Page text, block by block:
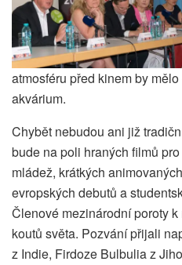
atmosféru před kinem by
akvárium.
Chybět nebudou ani již
bude na poli hraných filmů
mládež, krátkých
evropských debutů a
Členové mezinárodní poroty
koutů světa. Pozvání přijali
z Indie, Firdoze Bulbulia z